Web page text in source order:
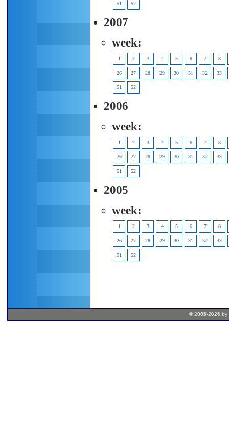
51 52
2007
week:
1 2 3 4 5 6 7 8
26 27 28 29 30 31 32 33
51 52
2006
week:
1 2 3 4 5 6 7 8
26 27 28 29 30 31 32 33
51 52
2005
week:
1 2 3 4 5 6 7 8
26 27 28 29 30 31 32 33
51 52
© 2005-2026 by